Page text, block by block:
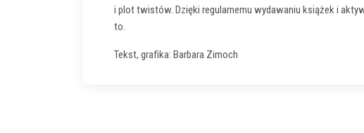
i plot twistów. Dzięki regularnemu wydawaniu książek i
to.
Tekst, grafika: Barbara Zimoch